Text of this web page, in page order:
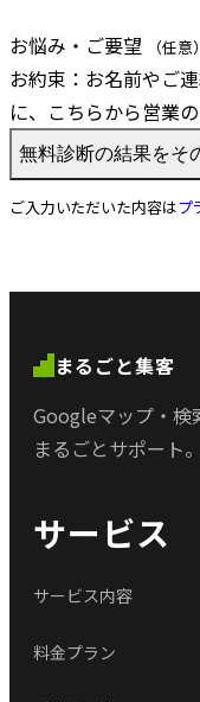
お悩み・ご要望 （任意）
お約束： お名前やご
に、こちらから営業
無料診断の結果をそ
ご入力いただいた内容はプ
まるごと集客
Googleマップ・検
まるごとサポート。
サービス
サービス内容
料金プラン